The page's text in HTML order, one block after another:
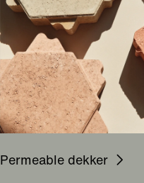
Permeable dekker